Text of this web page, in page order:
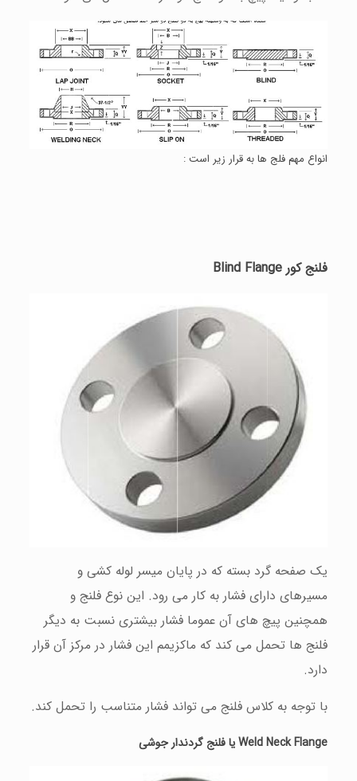
انواع مهم فلج ها به قرار زیر است :
فلنج کور Blind Flange
یک صفحه گرد بسته که در پایان ميسر لوله کشی و
مسيرهای دارای فشار به کار می رود. این نوع فلنج و
همچنين پيچ های آن عموما فشار بيشتری نسبت به دیگر
فلنج ها تحمل می کند که ماکزیمم این فشار در مرکز آن قرار
دارد.
با توجه به کلاس فلنج می تواند فشار متناسب را تحمل کند.
Weld Neck Flange یا فلنج گردندار جوشی